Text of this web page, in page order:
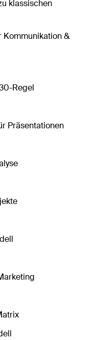
klassischen
Kommunikation &
Regel
Präsentationen